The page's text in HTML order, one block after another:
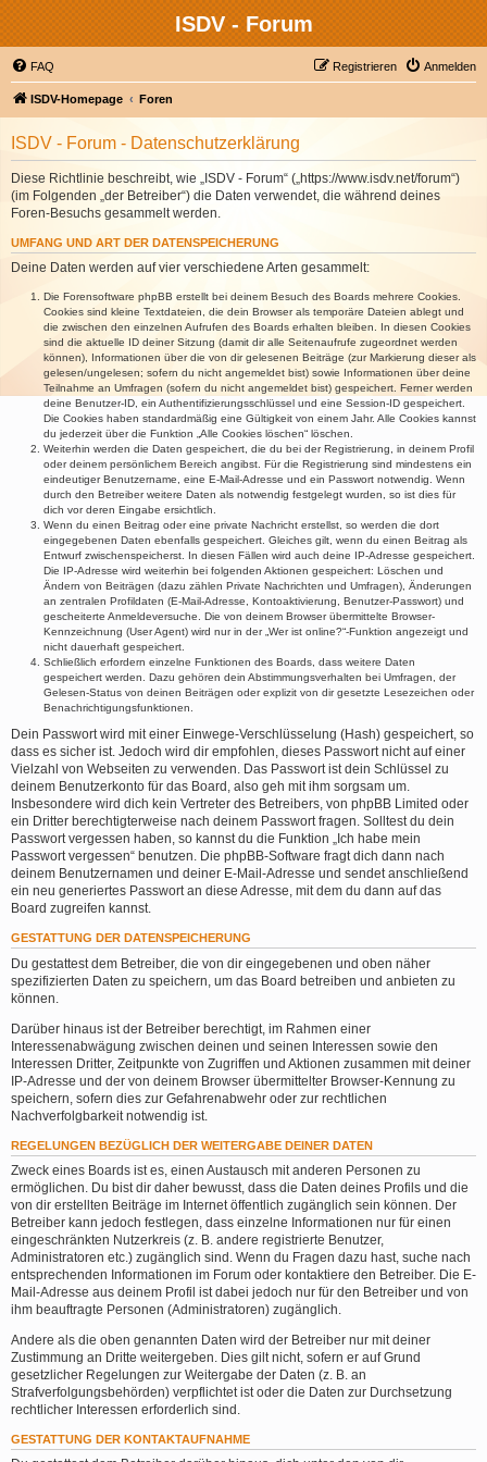
ISDV - Forum
FAQ Anmelden
Registrieren
ISDV-Homepage Foren
ISDV - Forum - Datenschutzerklärung
Diese Richtlinie beschreibt, wie „ISDV - Forum“ („https://www.isdv.net/forum“)
(im Folgenden „der Betreiber“) die Daten verwendet, die während deines
Foren-Besuchs gesammelt werden.
UMFANG UND ART DER DATENSPEICHERUNG
Deine Daten werden auf vier verschiedene Arten gesammelt:
Die Forensoftware phpBB erstellt bei deinem Besuch des Boards mehrere Cookies.
Cookies sind kleine Textdateien, die dein Browser als temporäre Dateien ablegt und
die zwischen den einzelnen Aufrufen des Boards erhalten bleiben. In diesen Cookies
sind die aktuelle ID deiner Sitzung (damit dir alle Seitenaufrufe zugeordnet werden
können), Informationen über die von dir gelesenen Beiträge (zur Markierung dieser als
gelesen/ungelesen; sofern du nicht angemeldet bist) sowie Informationen über deine
Teilnahme an Umfragen (sofern du nicht angemeldet bist) gespeichert. Ferner werden
deine Benutzer-ID, ein Authentifizierungsschlüssel und eine Session-ID gespeichert.
Die Cookies haben standardmäßig eine Gültigkeit von einem Jahr. Alle Cookies kannst
du jederzeit über die Funktion „Alle Cookies löschen“ löschen.
Weiterhin werden die Daten gespeichert, die du bei der Registrierung, in deinem Profil
oder deinem persönlichem Bereich angibst. Für die Registrierung sind mindestens ein
eindeutiger Benutzername, eine E-Mail-Adresse und ein Passwort notwendig. Wenn
durch den Betreiber weitere Daten als notwendig festgelegt wurden, so ist dies für
dich vor deren Eingabe ersichtlich.
Wenn du einen Beitrag oder eine private Nachricht erstellst, so werden die dort
eingegebenen Daten ebenfalls gespeichert. Gleiches gilt, wenn du einen Beitrag als
Entwurf zwischenspeicherst. In diesen Fällen wird auch deine IP-Adresse gespeichert.
Die IP-Adresse wird weiterhin bei folgenden Aktionen gespeichert: Löschen und
Ändern von Beiträgen (dazu zählen Private Nachrichten und Umfragen), Änderungen
an zentralen Profildaten (E-Mail-Adresse, Kontoaktivierung, Benutzer-Passwort) und
gescheiterte Anmeldeversuche. Die von deinem Browser übermittelte Browser-
Kennzeichnung (User Agent) wird nur in der „Wer ist online?“-Funktion angezeigt und
nicht dauerhaft gespeichert.
Schließlich erfordern einzelne Funktionen des Boards, dass weitere Daten
gespeichert werden. Dazu gehören dein Abstimmungsverhalten bei Umfragen, der
Gelesen-Status von deinen Beiträgen oder explizit von dir gesetzte Lesezeichen oder
Benachrichtigungsfunktionen.
Dein Passwort wird mit einer Einwege-Verschlüsselung (Hash) gespeichert, so
dass es sicher ist. Jedoch wird dir empfohlen, dieses Passwort nicht auf einer
Vielzahl von Webseiten zu verwenden. Das Passwort ist dein Schlüssel zu
deinem Benutzerkonto für das Board, also geh mit ihm sorgsam um.
Insbesondere wird dich kein Vertreter des Betreibers, von phpBB Limited oder
ein Dritter berechtigterweise nach deinem Passwort fragen. Solltest du dein
Passwort vergessen haben, so kannst du die Funktion „Ich habe mein
Passwort vergessen“ benutzen. Die phpBB-Software fragt dich dann nach
deinem Benutzernamen und deiner E-Mail-Adresse und sendet anschließend
ein neu generiertes Passwort an diese Adresse, mit dem du dann auf das
Board zugreifen kannst.
GESTATTUNG DER DATENSPEICHERUNG
Du gestattest dem Betreiber, die von dir eingegebenen und oben näher
spezifizierten Daten zu speichern, um das Board betreiben und anbieten zu
können.
Darüber hinaus ist der Betreiber berechtigt, im Rahmen einer
Interessenabwägung zwischen deinen und seinen Interessen sowie den
Interessen Dritter, Zeitpunkte von Zugriffen und Aktionen zusammen mit deiner
IP-Adresse und der von deinem Browser übermittelter Browser-Kennung zu
speichern, sofern dies zur Gefahrenabwehr oder zur rechtlichen
Nachverfolgbarkeit notwendig ist.
REGELUNGEN BEZÜGLICH DER WEITERGABE DEINER DATEN
Zweck eines Boards ist es, einen Austausch mit anderen Personen zu
ermöglichen. Du bist dir daher bewusst, dass die Daten deines Profils und die
von dir erstellten Beiträge im Internet öffentlich zugänglich sein können. Der
Betreiber kann jedoch festlegen, dass einzelne Informationen nur für einen
eingeschränkten Nutzerkreis (z. B. andere registrierte Benutzer,
Administratoren etc.) zugänglich sind. Wenn du Fragen dazu hast, suche nach
entsprechenden Informationen im Forum oder kontaktiere den Betreiber. Die E-
Mail-Adresse aus deinem Profil ist dabei jedoch nur für den Betreiber und von
ihm beauftragte Personen (Administratoren) zugänglich.
Andere als die oben genannten Daten wird der Betreiber nur mit deiner
Zustimmung an Dritte weitergeben. Dies gilt nicht, sofern er auf Grund
gesetzlicher Regelungen zur Weitergabe der Daten (z. B. an
Strafverfolgungsbehörden) verpflichtet ist oder die Daten zur Durchsetzung
rechtlicher Interessen erforderlich sind.
GESTATTUNG DER KONTAKTAUFNAHME